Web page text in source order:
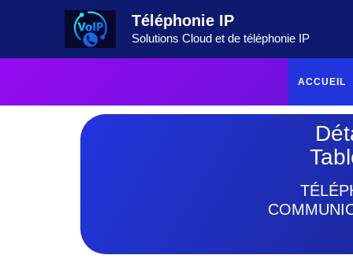
Téléphonie IP
Solutions Cloud et de téléphonie IP
ACCUEIL